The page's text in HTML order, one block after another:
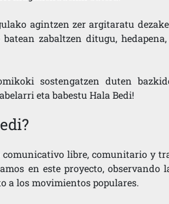
agintzen zer argitaratu
zabaltzen ditugu,
sostengatzen duten
eta babestu Hala Bedi!
libre, comunitario y
en este proyecto, observando
a los movimientos populares.